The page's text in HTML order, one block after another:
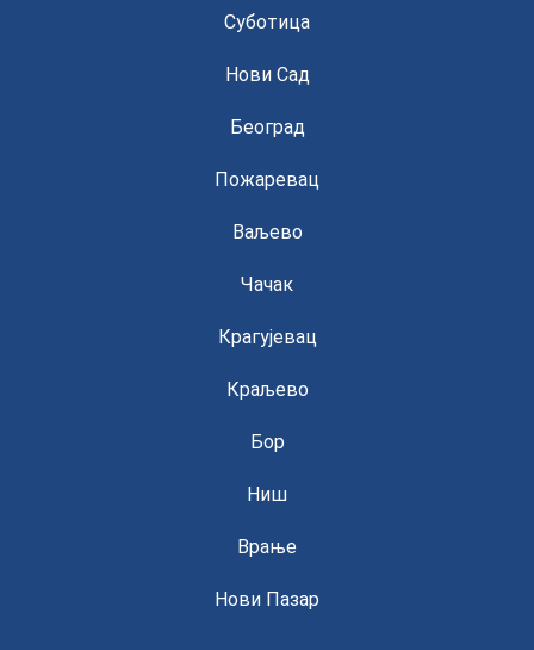
Суботица
Нови Сад
Београд
Пожаревац
Ваљево
Чачак
Крагујевац
Краљево
Бор
Ниш
Врање
Нови Пазар